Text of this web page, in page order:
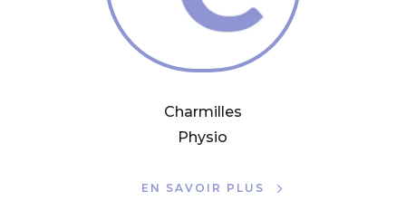
Charmilles
Physio
EN SAVOIR PLUS